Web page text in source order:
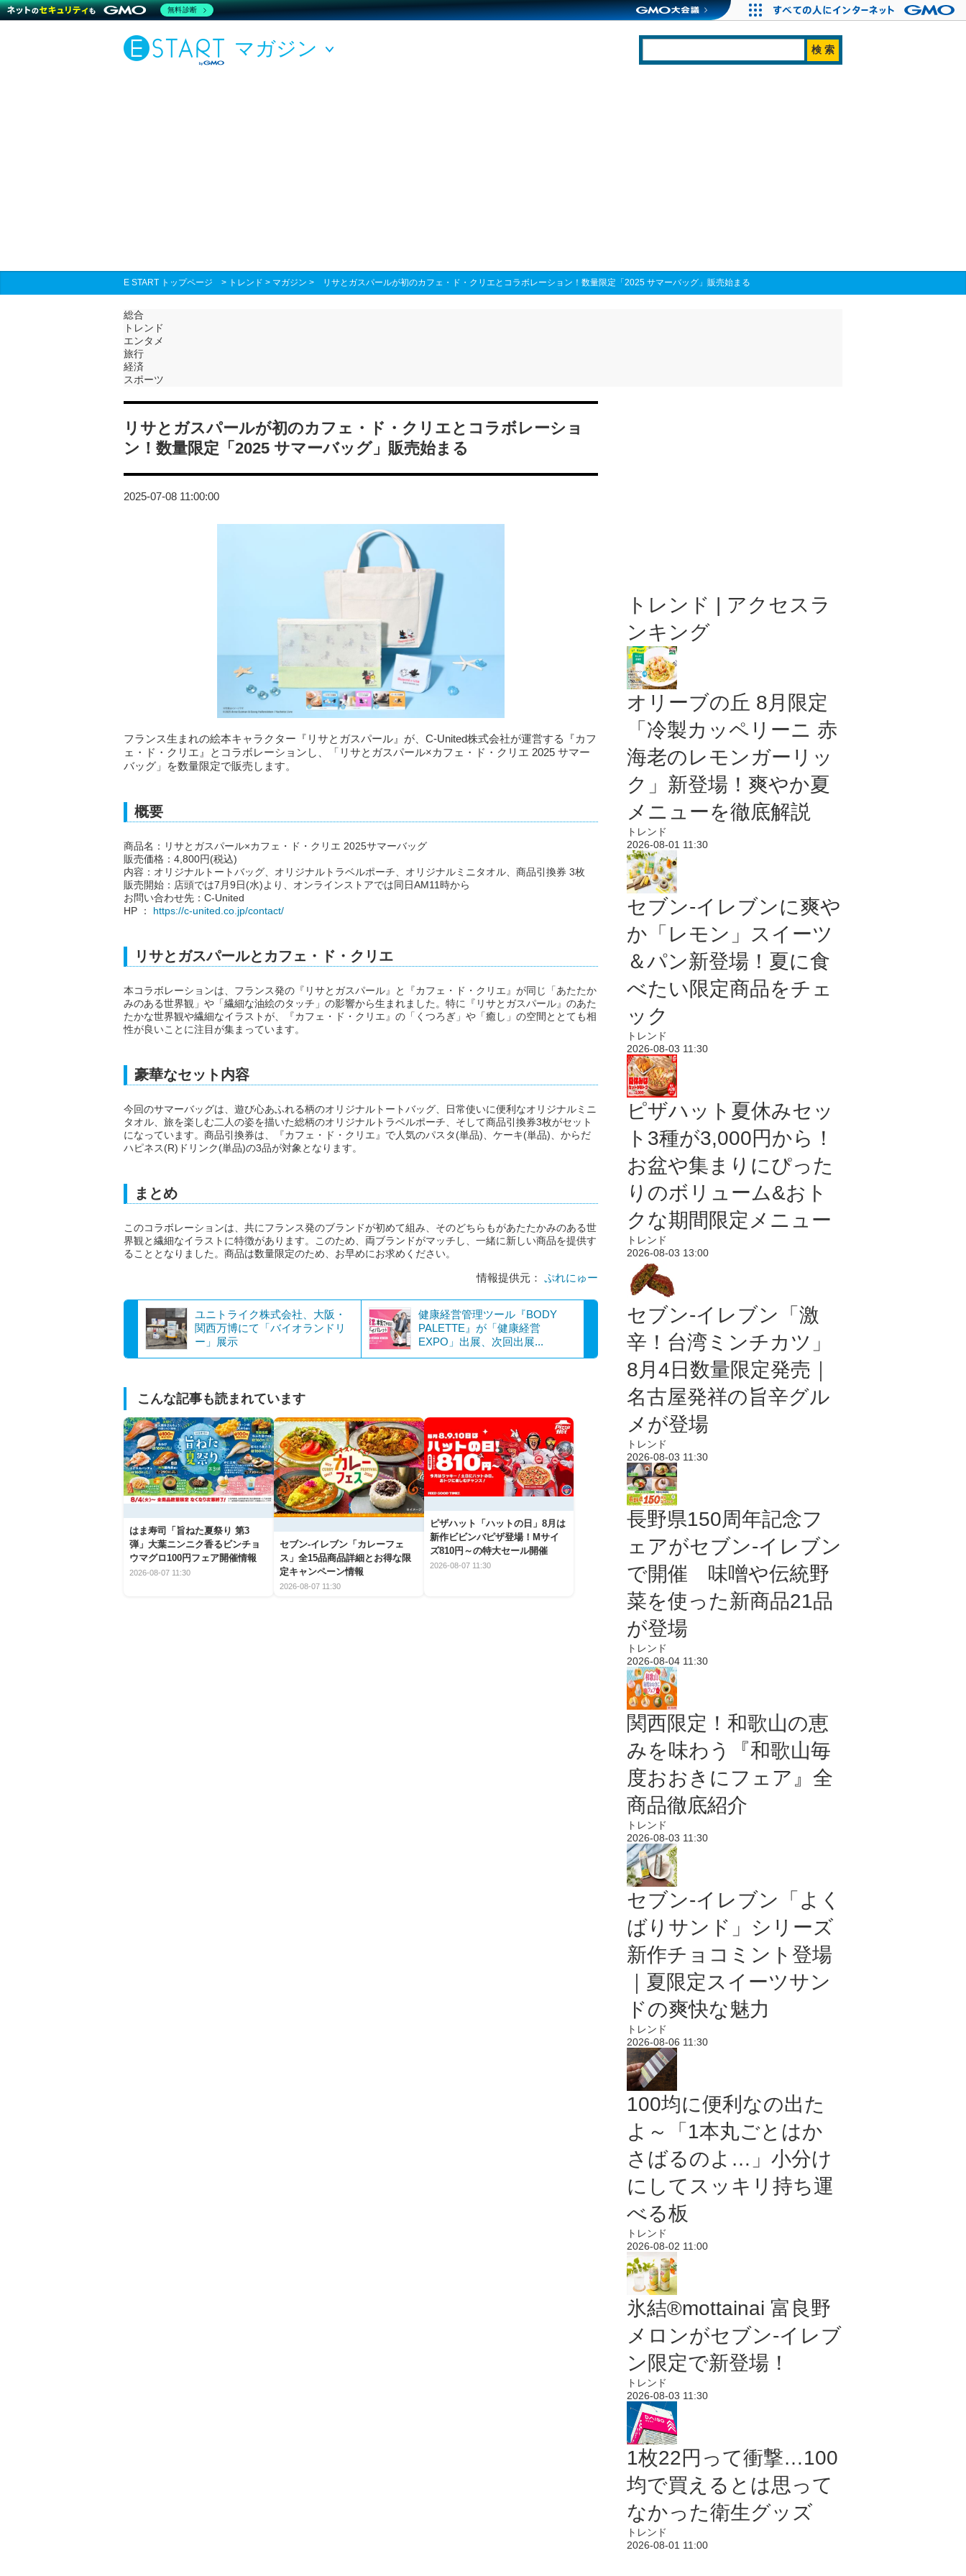
マガジン
E START トップページ > トレンド > マガジン > リサとガスパールが初のカフェ・ド・クリエとコラボレーション！数量限定「2025 サマーバッグ」販売始まる
総合
トレンド
エンタメ
旅行
経済
スポーツ
リサとガスパールが初のカフェ・ド・クリエとコラボレーショ
ン！数量限定「2025 サマーバッグ」販売始まる
2025-07-08 11:00:00
フランス生まれの絵本キャラクター『リサとガスパール』が、C-United株式会社が運営する『カフ
ェ・ド・クリエ』とコラボレーションし、「リサとガスパール×カフェ・ド・クリエ 2025 サマー
バッグ」を数量限定で販売します。
概要
商品名：リサとガスパール×カフェ・ド・クリエ 2025サマーバッグ
販売価格：4,800円(税込)
内容：オリジナルトートバッグ、オリジナルトラベルポーチ、オリジナルミニタオル、商品引換券 3枚
販売開始：店頭では7月9日(水)より、オンラインストアでは同日AM11時から
お問い合わせ先：C-United
HP ： https://c-united.co.jp/contact/
リサとガスパールとカフェ・ド・クリエ
本コラボレーションは、フランス発の『リサとガスパール』と『カフェ・ド・クリエ』が同じ「あたたか
みのある世界観」や「繊細な油絵のタッチ」の影響から生まれました。特に『リサとガスパール』のあた
たかな世界観や繊細なイラストが、『カフェ・ド・クリエ』の「くつろぎ」や「癒し」の空間ととても相
性が良いことに注目が集まっています。
豪華なセット内容
今回のサマーバッグは、遊び心あふれる柄のオリジナルトートバッグ、日常使いに便利なオリジナルミニ
タオル、旅を楽しむ二人の姿を描いた総柄のオリジナルトラベルポーチ、そして商品引換券3枚がセット
になっています。商品引換券は、『カフェ・ド・クリエ』で人気のパスタ(単品)、ケーキ(単品)、からだ
ハピネス(R)ドリンク(単品)の3品が対象となります。
まとめ
このコラボレーションは、共にフランス発のブランドが初めて組み、そのどちらもがあたたかみのある世
界観と繊細なイラストに特徴があります。このため、両ブランドがマッチし、一緒に新しい商品を提供す
ることとなりました。商品は数量限定のため、お早めにお求めください。
情報提供元： ぷれにゅー
ユニトライク株式会社、大阪・
関西万博にて「バイオランドリ
ー」展示
健康経営管理ツール『BODY
PALETTE』が「健康経営
EXPO」出展、次回出展...
こんな記事も読まれています
はま寿司「旨ねた夏祭り 第3
弾」大葉ニンニク香るビンチョ
ウマグロ100円フェア開催情報
2026-08-07 11:30
セブン‐イレブン「カレーフェ
ス」全15品商品詳細とお得な限
定キャンペーン情報
2026-08-07 11:30
ピザハット「ハットの日」8月は
新作ビビンバピザ登場！Mサイ
ズ810円～の特大セール開催
2026-08-07 11:30
トレンド | アクセスラ
ンキング
オリーブの丘 8月限定
「冷製カッペリーニ 赤
海老のレモンガーリッ
ク」新登場！爽やか夏
メニューを徹底解説
トレンド
2026-08-01 11:30
セブン‐イレブンに爽や
か「レモン」スイーツ
＆パン新登場！夏に食
べたい限定商品をチェ
ック
トレンド
2026-08-03 11:30
ピザハット夏休みセッ
ト3種が3,000円から！
お盆や集まりにぴった
りのボリューム&おト
クな期間限定メニュー
トレンド
2026-08-03 13:00
セブン-イレブン「激
辛！台湾ミンチカツ」
8月4日数量限定発売｜
名古屋発祥の旨辛グル
メが登場
トレンド
2026-08-03 11:30
長野県150周年記念フ
ェアがセブン-イレブン
で開催 味噌や伝統野
菜を使った新商品21品
が登場
トレンド
2026-08-04 11:30
関西限定！和歌山の恵
みを味わう『和歌山毎
度おおきにフェア』全
商品徹底紹介
トレンド
2026-08-03 11:30
セブン‐イレブン「よく
ばりサンド」シリーズ
新作チョコミント登場
｜夏限定スイーツサン
ドの爽快な魅力
トレンド
2026-08-06 11:30
100均に便利なの出た
よ～「1本丸ごとはか
さばるのよ…」小分け
にしてスッキリ持ち運
べる板
トレンド
2026-08-02 11:00
氷結®mottainai 富良野
メロンがセブン‐イレブ
ン限定で新登場！
トレンド
2026-08-03 11:30
1枚22円って衝撃…100
均で買えるとは思って
なかった衛生グッズ
トレンド
2026-08-01 11:00
無料診断